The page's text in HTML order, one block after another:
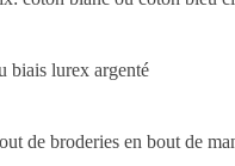
biais lurex argenté
de broderies en bout de